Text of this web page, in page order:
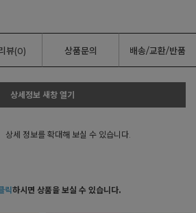
뷰(0) 상품문의 배송/교환/반품
상세정보 새창 열기
상세 정보를 확대해 보실 수 있습니다.
릭하시면 상품을 보실 수 있습니다.